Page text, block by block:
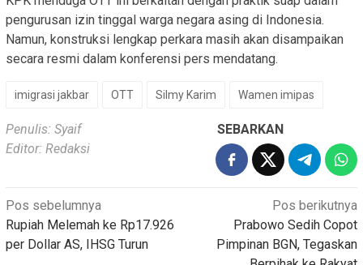
pengurusan izin tinggal warga negara asing di Indonesia.
Namun, konstruksi lengkap perkara masih akan disampaikan
secara resmi dalam konferensi pers mendatang.
imigrasi jakbar OTT Silmy Karim Wamen imipas
Penulis: Syaif
Editor: Redaksi
SEBARKAN
Navigasi
pos
Pos sebelumnya
Rupiah Melemah ke Rp17.926
per Dollar AS, IHSG Turun
Pos berikutnya
Prabowo Sedih Copot
Pimpinan BGN, Tegaskan